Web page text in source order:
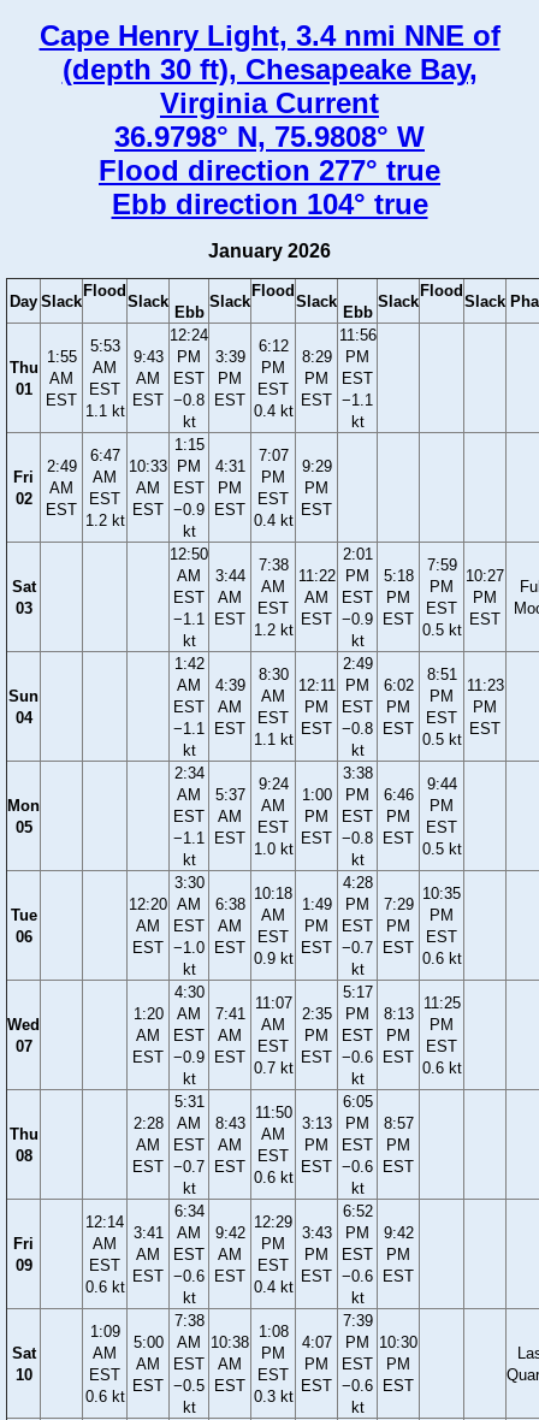
Cape Henry Light, 3.4 nmi NNE of
(depth 30 ft), Chesapeake Bay,
Virginia Current
36.9798° N, 75.9808° W
Flood direction 277° true
Ebb direction 104° true
January 2026
Day Slack
Flood
Slack
Ebb
Slack
Flood
Slack
Ebb
Slack
Flood
Slack
Thu
01
1:55
AM
EST
5:53
AM
EST
1.1 kt
9:43
AM
EST
12:24
PM
EST
−0.8
kt
3:39
PM
EST
6:12
PM
EST
0.4 kt
8:29
PM
EST
11:56
PM
EST
−1.1
kt
Fri
02
2:49
AM
EST
6:47
AM
EST
1.2 kt
10:33
AM
EST
1:15
PM
EST
−0.9
kt
4:31
PM
EST
7:07
PM
EST
0.4 kt
9:29
PM
EST
Sat
03
12:50
AM
EST
−1.1
kt
3:44
AM
EST
7:38
AM
EST
1.2 kt
11:22
AM
EST
2:01
PM
EST
−0.9
kt
5:18
PM
EST
7:59
PM
EST
0.5 kt
10:27
PM
EST
Sun
04
1:42
AM
EST
−1.1
kt
4:39
AM
EST
8:30
AM
EST
1.1 kt
12:11
PM
EST
2:49
PM
EST
−0.8
kt
6:02
PM
EST
8:51
PM
EST
0.5 kt
11:23
PM
EST
Mon
05
2:34
AM
EST
−1.1
kt
5:37
AM
EST
9:24
AM
EST
1.0 kt
1:00
PM
EST
3:38
PM
EST
−0.8
kt
6:46
PM
EST
9:44
PM
EST
0.5 kt
Tue
06
12:20
AM
EST
3:30
AM
EST
−1.0
kt
6:38
AM
EST
10:18
AM
EST
0.9 kt
1:49
PM
EST
4:28
PM
EST
−0.7
kt
7:29
PM
EST
10:35
PM
EST
0.6 kt
Wed
07
1:20
AM
EST
4:30
AM
EST
−0.9
kt
7:41
AM
EST
11:07
AM
EST
0.7 kt
2:35
PM
EST
5:17
PM
EST
−0.6
kt
8:13
PM
EST
11:25
PM
EST
0.6 kt
Thu
08
2:28
AM
EST
5:31
AM
EST
−0.7
kt
8:43
AM
EST
11:50
AM
EST
0.6 kt
3:13
PM
EST
6:05
PM
EST
−0.6
kt
8:57
PM
EST
Fri
09
12:14
AM
EST
0.6 kt
3:41
AM
EST
6:34
AM
EST
−0.6
kt
9:42
AM
EST
12:29
PM
EST
0.4 kt
3:43
PM
EST
6:52
PM
EST
−0.6
kt
9:42
PM
EST
Sat
10
1:09
AM
EST
0.6 kt
5:00
AM
EST
7:38
AM
EST
−0.5
kt
10:38
AM
EST
1:08
PM
EST
0.3 kt
4:07
PM
EST
7:39
PM
EST
−0.6
kt
10:30
PM
EST